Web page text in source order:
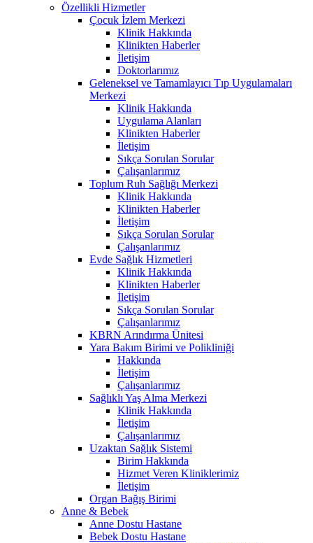
Özellikli Hizmetler
Çocuk İzlem Merkezi
Klinik Hakkında
Klinikten Haberler
İletişim
Doktorlarımız
Geleneksel ve Tamamlayıcı Tıp Uygulamaları
Merkezi
Klinik Hakkında
Uygulama Alanları
Klinikten Haberler
İletişim
Sıkça Sorulan Sorular
Çalışanlarımız
Toplum Ruh Sağlığı Merkezi
Klinik Hakkında
Klinikten Haberler
İletişim
Sıkça Sorulan Sorular
Çalışanlarımız
Evde Sağlık Hizmetleri
Klinik Hakkında
Klinikten Haberler
İletişim
Sıkça Sorulan Sorular
Çalışanlarımız
KBRN Arındırma Ünitesi
Yara Bakım Birimi ve Polikliniği
Hakkında
İletişim
Çalışanlarımız
Sağlıklı Yaş Alma Merkezi
Klinik Hakkında
İletişim
Çalışanlarımız
Uzaktan Sağlık Sistemi
Birim Hakkında
Hizmet Veren Kliniklerimiz
İletişim
Organ Bağış Birimi
Anne & Bebek
Anne Dostu Hastane
Bebek Dostu Hastane